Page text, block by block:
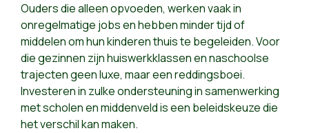
Ouders die alleen opvoeden, werken vaak in
onregelmatige jobs en hebben minder tijd of
middelen om hun kinderen thuis te begeleiden. Voor
die gezinnen zijn huiswerkklassen en naschoolse
trajecten geen luxe, maar een reddingsboei.
Investeren in zulke ondersteuning in samenwerking
met scholen en middenveld is een beleidskeuze die
het verschil kan maken.